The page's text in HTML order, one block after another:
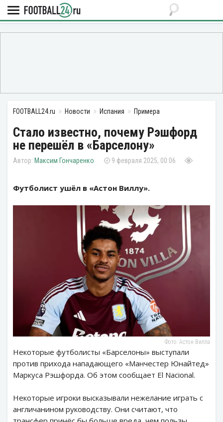
FOOTBALL24.ru Новости Испания Примера
Стало известно, почему Рэшфорд
не перешёл в «Барселону»
Максим Гончаренко 9 февраля 2025, 00:06
Футболист ушёл в «Астон Виллу».
Фото: Астон Вилла
Некоторые футболисты «Барселоны» выступали
против прихода нападающего «Манчестер Юнайтед»
Маркуса Рэшфорда. Об этом сообщает El Nacional.
Некоторые игроки высказывали нежелание играть с
англичанином руководству. Они считают, что